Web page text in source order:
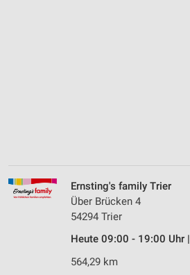
Ernsting's family Trier
Über Brücken 4
54294 Trier
Heute 09:00 - 19:00 Uhr |
564,29 km